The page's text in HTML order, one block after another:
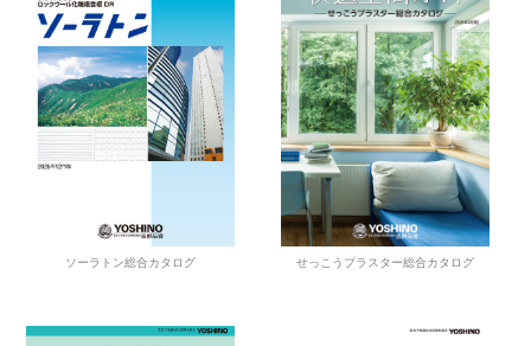
ソーラトン総合カタログ せっこうプラスター総合カタログ